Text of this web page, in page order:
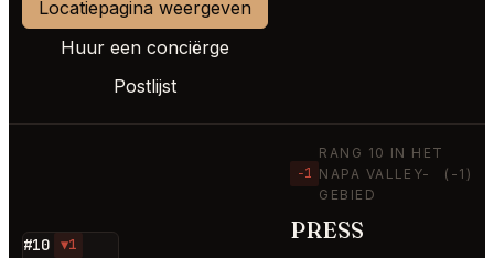
Locatiepagina weergeven
Huur een conciërge
Postlijst
#10 ▼1
−1
RANG 10 IN HET
NAPA VALLEY-
GEBIED
(-1)
PRESS